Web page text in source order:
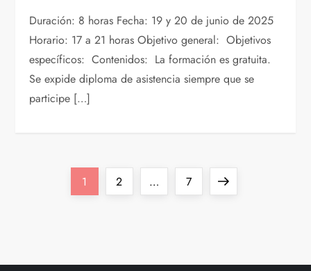
Duración: 8 horas Fecha: 19 y 20 de junio de 2025
Horario: 17 a 21 horas Objetivo general: Objetivos
específicos: Contenidos: La formación es gratuita.
Se expide diploma de asistencia siempre que se
participe […]
Página
1 Página
2 … Página
7
Siguiente